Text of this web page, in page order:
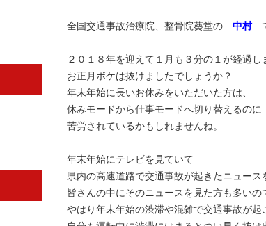
全国交通事故治療院、整骨院葵堂の 中村で
２０１８年を迎えて１月も３分の１が経過し
お正月ボケは抜けましたでしょうか？
年末年始に長いお休みをいただいた方は、
休みモードから仕事モードへ切り替えるのに
苦労されているかもしれませんね。
年末年始にテレビを見ていて
県内の高速道路で交通事故が起きたニュース
皆さんの中にそのニュースを見た方も多いの
やはり年末年始の渋滞や混雑で交通事故が起